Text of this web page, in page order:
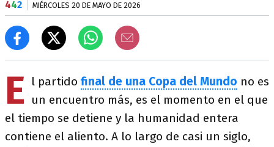
442 MIÉRCOLES 20 DE MAYO DE 2026
E l partido final de una Copa del Mundo no es
un encuentro más, es el momento en el que
el tiempo se detiene y la humanidad entera
contiene el aliento. A lo largo de casi un siglo,